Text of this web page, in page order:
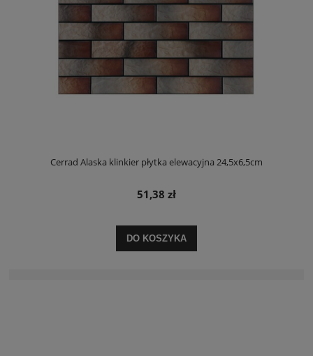
Cerrad Alaska klinkier płytka elewacyjna 24,5x6,5cm
51,38 zł
DO KOSZYKA